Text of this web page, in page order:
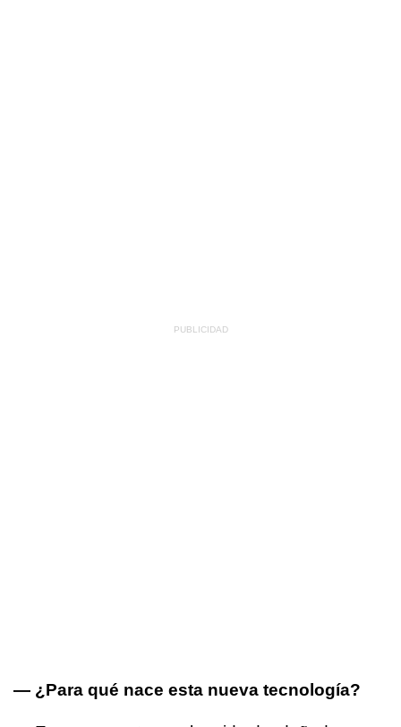
— ¿Para qué nace esta nueva tecnología?